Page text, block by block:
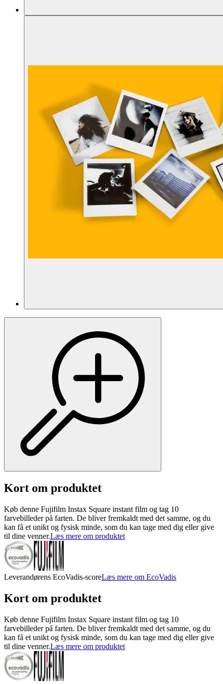
Kort om produktet
Køb denne Fujifilm Instax Square instant film og tag 10
farvebilleder på farten. De bliver fremkaldt med det samme, og du
kan få et unikt og fysisk minde, som du kan tage med dig eller give
til dine venner.Læs mere om produktet
Leverandørens EcoVadis-scoreLæs mere om EcoVadis
Kort om produktet
Køb denne Fujifilm Instax Square instant film og tag 10
farvebilleder på farten. De bliver fremkaldt med det samme, og du
kan få et unikt og fysisk minde, som du kan tage med dig eller give
til dine venner.Læs mere om produktet